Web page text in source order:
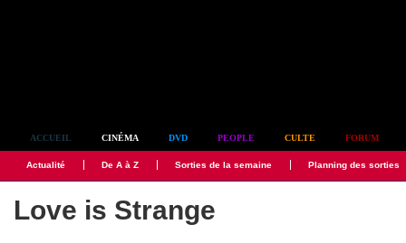
ACCUEIL CINÉMA DVD PEOPLE CULTE FORUM
Actualité De A à Z Sorties de la semaine Planning des sorties
Love is Strange